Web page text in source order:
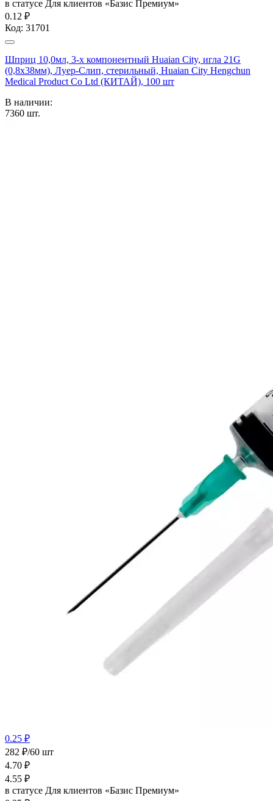
в статусе Для клиентов «Базис Премиум»
0.12 ₽
Код: 31701
Шприц 10,0мл, 3-х компонентный Huaian City, игла 21G
(0,8х38мм), Луер-Слип, стерильный, Huaian City Hengchun
Medical Product Co Ltd (КИТАЙ), 100 шт
В наличии:
7360 шт.
0.25 ₽
282 ₽/60 шт
4.70 ₽
4.55 ₽
в статусе Для клиентов «Базис Премиум»